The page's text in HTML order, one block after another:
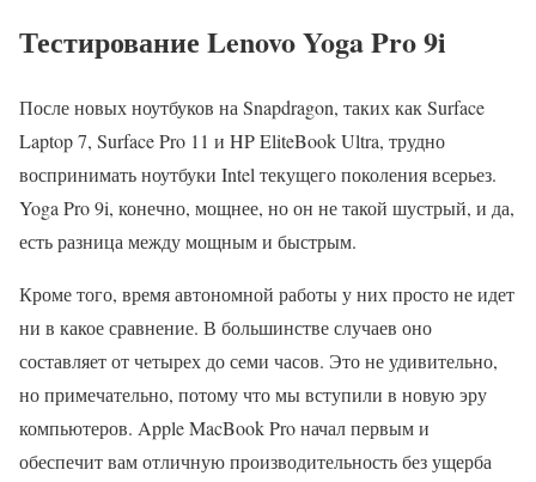
Тестирование Lenovo Yoga Pro 9i
После новых ноутбуков на Snapdragon, таких как Surface
Laptop 7, Surface Pro 11 и HP EliteBook Ultra, трудно
воспринимать ноутбуки Intel текущего поколения всерьез.
Yoga Pro 9i, конечно, мощнее, но он не такой шустрый, и да,
есть разница между мощным и быстрым.
Кроме того, время автономной работы у них просто не идет
ни в какое сравнение. В большинстве случаев оно
составляет от четырех до семи часов. Это не удивительно,
но примечательно, потому что мы вступили в новую эру
компьютеров. Apple MacBook Pro начал первым и
обеспечит вам отличную производительность без ущерба